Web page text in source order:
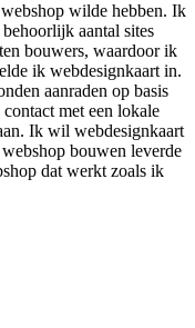
wilde hebben. Ik
aantal sites
bouwers, waardoor ik
ik webdesignkaart in.
aanraden op basis
met een lokale
Ik wil webdesignkaart
bouwen leverde
dat werkt zoals ik